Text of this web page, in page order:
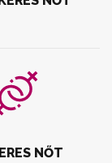
NŐT